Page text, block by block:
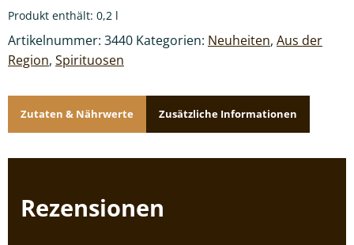
Produkt enthält: 0,2 l
Artikelnummer: 3440 Kategorien: Neuheiten, Aus der
Region, Spirituosen
Zutaten & Nährwerte Zusätzliche Informationen
Rezensionen